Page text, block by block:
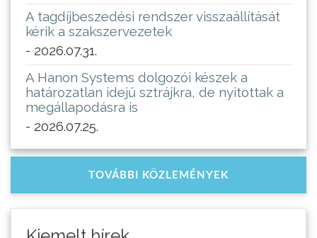
A tagdíjbeszedési rendszer visszaállítását
kérik a szakszervezetek
- 2026.07.31.
A Hanon Systems dolgozói készek a
határozatlan idejű sztrájkra, de nyitottak a
megállapodásra is
- 2026.07.25.
TOVÁBBI KÖZLEMÉNYEK